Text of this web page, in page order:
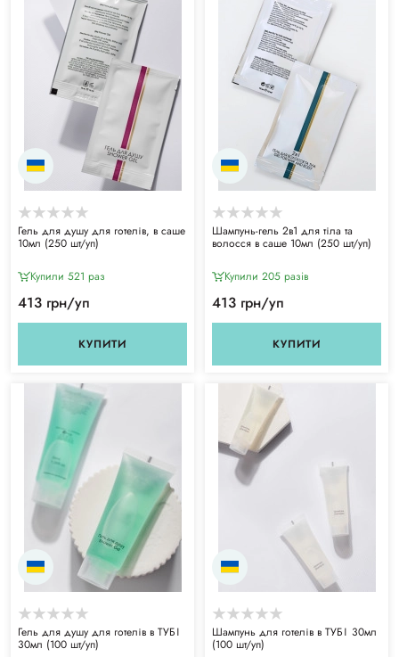
Гель для душу для готелів, в саше
10мл (250 шт/уп)
Купили 521 раз
413 грн/уп
КУПИТИ
Шампунь-гель 2в1 для тіла та
волосся в саше 10мл (250 шт/уп)
Купили 205 разiв
413 грн/уп
КУПИТИ
Гель для душу для готелів в ТУБІ
30мл (100 шт/уп)
Шампунь для готелів в ТУБІ 30мл
(100 шт/уп)